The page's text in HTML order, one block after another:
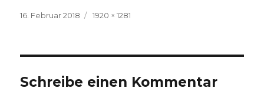
Veröffentlicht
16. Februar 2018
Volle
1920 × 1281
Schreibe einen Kommentar